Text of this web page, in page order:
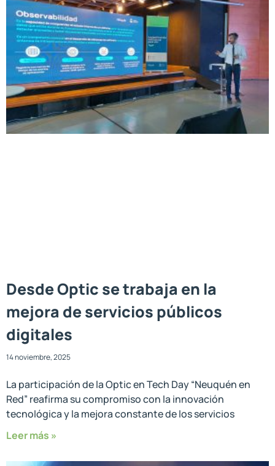
Desde Optic se trabaja en la
mejora de servicios públicos
digitales
14 noviembre, 2025
La participación de la Optic en Tech Day “Neuquén en
Red” reafirma su compromiso con la innovación
tecnológica y la mejora constante de los servicios
Leer más »